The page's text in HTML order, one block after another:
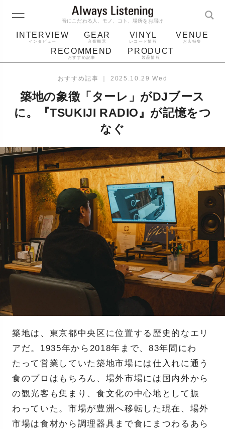
音にこだわる人、モノ、コト、場所をお届け
INTERVIEW
インタビュー
GEAR
音響機器
VINYL
レコード情報
VENUE
お店特集
RECOMMEND
おすすめ記事
PRODUCT
製品情報
ジャケット アルバム
レコード針
おすすめ記事 ｜ 2025.10.29 Wed
築地の象徴「ターレ」がDJブース
に。『TSUKIJI RADIO』が記憶をつ
なぐ
築地は、東京都中央区に位置する歴史的なエリ
アだ。1935年から2018年まで、83年間にわ
たって営業していた築地市場には仕入れに通う
食のプロはもちろん、場外市場には国内外から
の観光客も集まり、食文化の中心地として賑
わっていた。市場が豊洲へ移転した現在、場外
市場は食材から調理器具まで食にまつわるあら